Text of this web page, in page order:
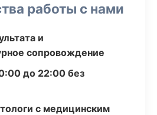
работы с нами
и
сопровождение
до 22:00 без
с медицинским